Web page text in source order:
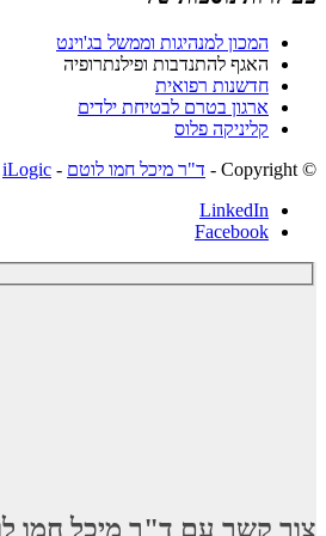
המכון למנהיגות וממשל בג'וינט
האגף להתנדבות ופילנתרופיה
חדשנות רפואית
ארגון בטרם לבטיחת ילדים
קליניקה פלוס
© ‫Copyright -
ד"ר מיכל חמו לוטם - Developed by
iLogic
LinkedIn
Facebook
צור קשר עם ד"ר מיכל חמו